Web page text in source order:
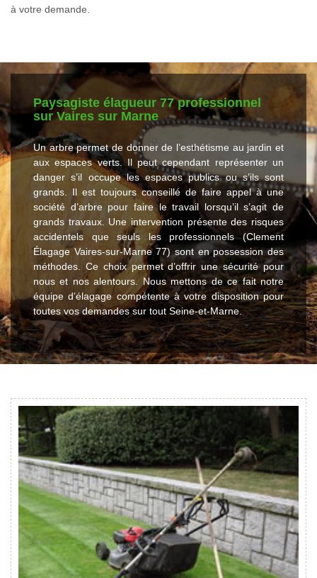
à votre demande.
Paysagiste élagueur 77 professionnel
sur Vaires sur Marne
Un arbre permet de donner de l’esthétisme au jardin et
aux espaces verts. Il peut cependant représenter un
danger s’il occupe les espaces publics ou s’ils sont
grands. Il est toujours conseillé de faire appel à une
société d’arbre pour faire le travail lorsqu’il s’agit de
grands travaux. Une intervention présente des risques
accidentels que seuls les professionnels (Clement
Élagage Vaires-sur-Marne 77) sont en possession des
méthodes. Ce choix permet d’offrir une sécurité pour
nous et nos alentours. Nous mettons de ce fait notre
équipe d’élagage compétente à votre disposition pour
toutes vos demandes sur tout Seine-et-Marne.